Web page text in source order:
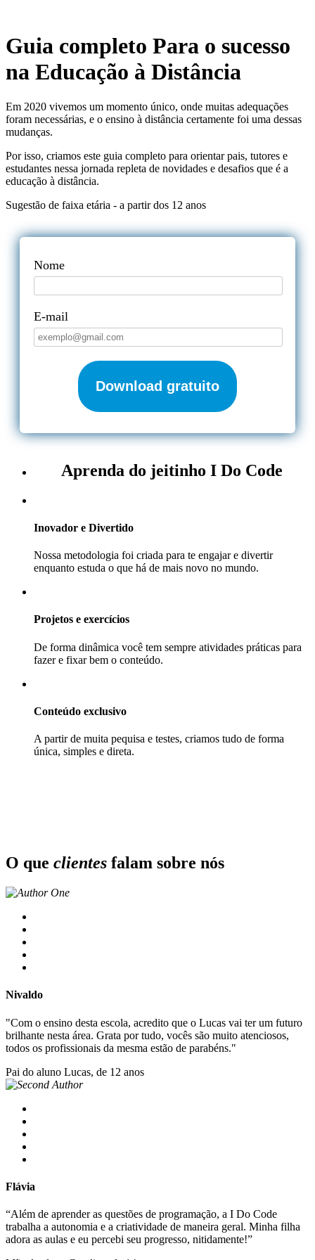
Guia completo Para o sucesso
na Educação à Distância
Em 2020 vivemos um momento único, onde muitas adequações
foram necessárias, e o ensino à distância certamente foi uma dessas
mudanças.
Por isso, criamos este guia completo para orientar pais, tutores e
estudantes nessa jornada repleta de novidades e desafios que é a
educação à distância.
Sugestão de faixa etária - a partir dos 12 anos
Nome
E-mail
Download gratuito
Aprenda do jeitinho I Do Code
Inovador e Divertido
Nossa metodologia foi criada para te engajar e divertir
enquanto estuda o que há de mais novo no mundo.
Projetos e exercícios
De forma dinâmica você tem sempre atividades práticas para
fazer e fixar bem o conteúdo.
Conteúdo exclusivo
A partir de muita pequisa e testes, criamos tudo de forma
única, simples e direta.
O que clientes falam sobre nós
Nivaldo
"Com o ensino desta escola, acredito que o Lucas vai ter um futuro
brilhante nesta área. Grata por tudo, vocês são muito atenciosos,
todos os profissionais da mesma estão de parabéns."
Pai do aluno Lucas, de 12 anos
Flávia
“Além de aprender as questões de programação, a I Do Code
trabalha a autonomia e a criatividade de maneira geral. Minha filha
adora as aulas e eu percebi seu progresso, nitidamente!”